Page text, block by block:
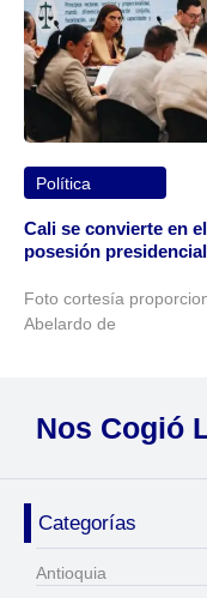
Política
Cali se convierte en
posesión
Foto cortesía
Abelardo de
Nos Cogió
Categorías
Antioquia